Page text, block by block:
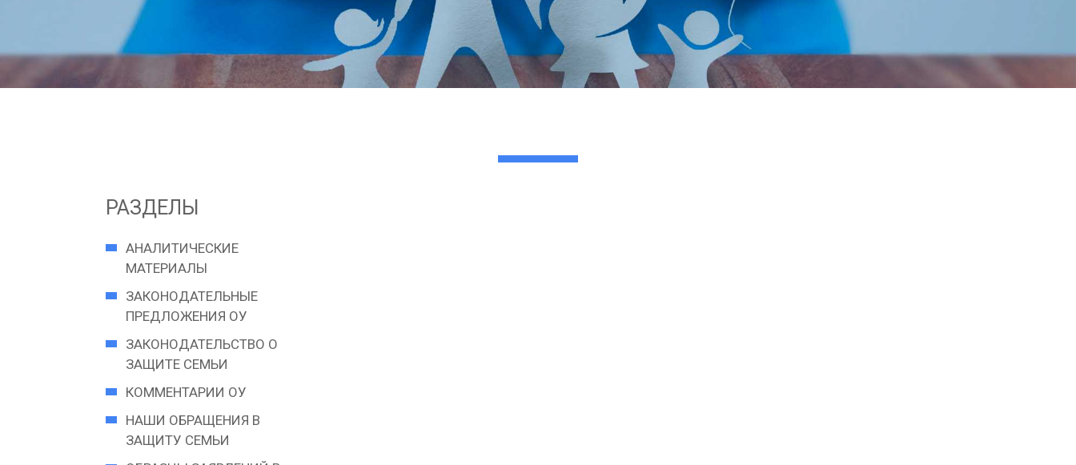
РАЗДЕЛЫ
АНАЛИТИЧЕСКИЕ
МАТЕРИАЛЫ
ЗАКОНОДАТЕЛЬНЫЕ
ПРЕДЛОЖЕНИЯ ОУ
ЗАКОНОДАТЕЛЬСТВО О
ЗАЩИТЕ СЕМЬИ
КОММЕНТАРИИ ОУ
НАШИ ОБРАЩЕНИЯ В
ЗАЩИТУ СЕМЬИ